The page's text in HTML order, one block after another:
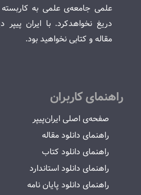
علمی جامعه‌ی علمی به
دریغ نخواهدکرد. با ایران
مقاله و کتابی نخواهید بود.
راهنمای کاربران
صفحه‌ی اصلی ایران‌پیپر
راهنمای دانلود مقاله
راهنمای دانلود کتاب
راهنمای دانلود استاندارد
راهنمای دانلود پایان نامه